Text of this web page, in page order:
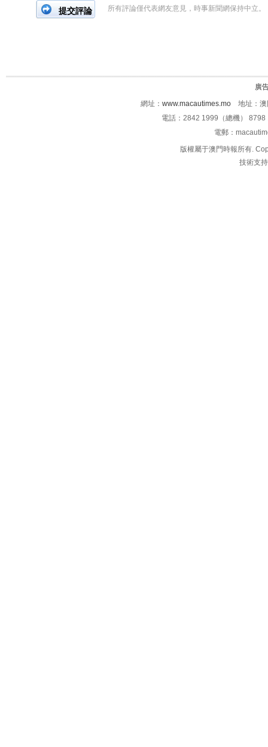
所有評論僅代表網友意見，時事新聞網保持中立。
廣
網址： www.macautimes.mo 地址：澳
電話：2842 1999（總機）
電郵：
版權屬于澳門時報所有.
技術支